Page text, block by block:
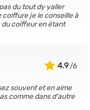
du tout dy yaller
coiffure je le conseille à
du coiffeur en étant
4.9
souvent et en aime
comme dans d'autre